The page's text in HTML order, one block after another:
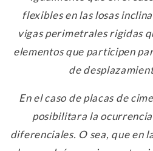
flexibles en las losas
vigas perimetrales rigidas
elementos que participen
de
En el caso de placas de
posibilitara la
diferenciales. O sea, que en